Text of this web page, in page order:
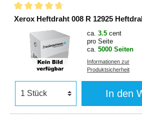
Xerox Heftdraht 008 R 12925
ca. 3.5 cent
pro Seite
ca. 5000 Seiten
Informationen zur
Produktsicherheit
In den